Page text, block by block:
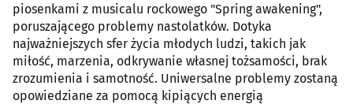
piosenkami z musicalu rockowego "Spring awakening",
poruszającego problemy nastolatków. Dotyka
najważniejszych sfer życia młodych ludzi, takich jak
miłość, marzenia, odkrywanie własnej tożsamości, brak
zrozumienia i samotność. Uniwersalne problemy zostaną
opowiedziane za pomocą kipiących energią